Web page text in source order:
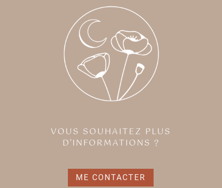
VOUS SOUHAITEZ PLUS
D’INFORMATIONS ?
ME CONTACTER